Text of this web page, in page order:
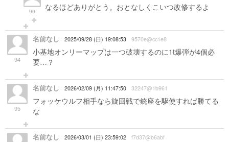
90 なるほどありがとう。おとなしくこいつ改修するよ
94
名前なし 2025/09/28 (日) 19:08:53 9570e@cc1e8
小基地オンリーマップは一つ破壊するのに1t爆弾が4個必
要…？
95
名前なし 2026/02/09 (月) 11:47:50 32247@1b961
フォッケウルフ相手なら旋回戦で銃座を駆使すれば勝てる
な
名前なし 2026/03/01 (日) 23:59:02 f7d37@b6abf